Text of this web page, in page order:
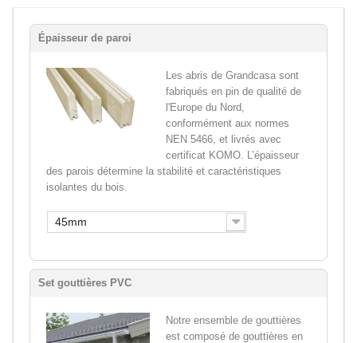
Épaisseur de paroi
Les abris de Grandcasa sont
fabriqués en pin de qualité de
l'Europe du Nord,
conformément aux normes
NEN 5466, et livrés avec
certificat KOMO. L’épaisseur
des parois détermine la stabilité et caractéristiques
isolantes du bois.
45mm
Set gouttières PVC
Notre ensemble de gouttières
est composé de gouttières en